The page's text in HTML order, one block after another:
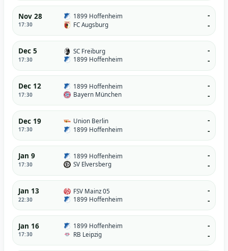
Nov 28
17:30
1899 Hoffenheim
FC Augsburg
-
-
Dec 5
17:30
SC Freiburg
1899 Hoffenheim
-
-
Dec 12
17:30
1899 Hoffenheim
Bayern München
-
-
Dec 19
17:30
Union Berlin
1899 Hoffenheim
-
-
Jan 9
17:30
1899 Hoffenheim
SV Elversberg
-
-
Jan 13
22:30
FSV Mainz 05
1899 Hoffenheim
-
-
Jan 16
17:30
1899 Hoffenheim
RB Leipzig
-
-